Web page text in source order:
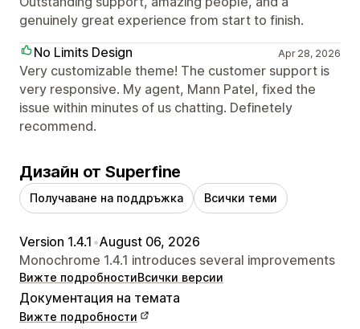
genuinely great experience from start to finish.
No Limits Design
Apr 28, 2026
Very customizable theme! The customer support is
very responsive. My agent, Mann Patel, fixed the
issue within minutes of us chatting. Definetely
recommend.
Дизайн от Superfine
Получаване на поддръжка Всички теми
Version 1.4.1 •August 06, 2026
Monochrome 1.4.1 introduces several improvements
Вижте подробностиВсички версии
Документация на темата
Вижте подробности